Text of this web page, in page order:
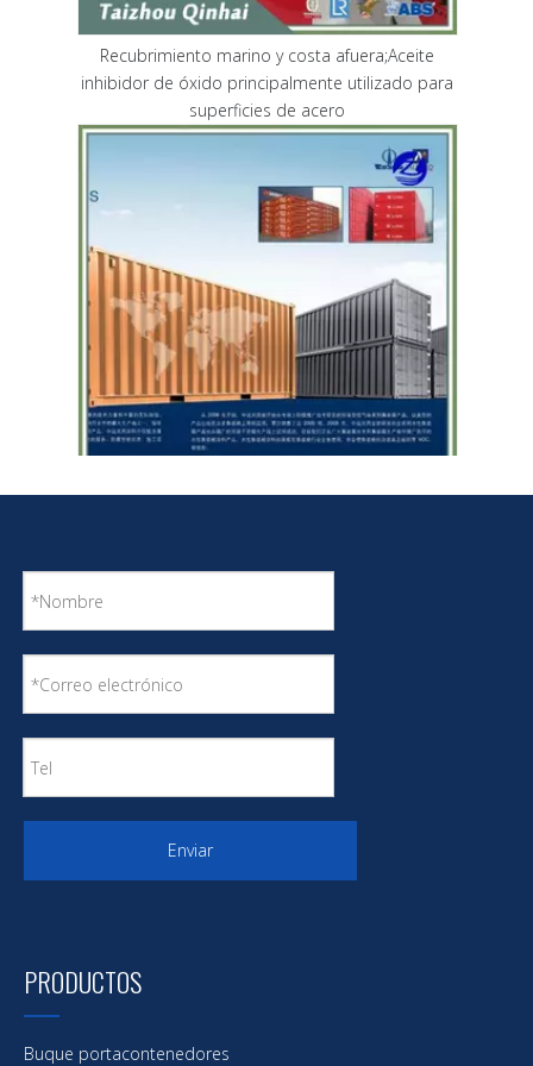
Recubrimiento marino y costa afuera;Aceite
inhibidor de óxido principalmente utilizado para
superficies de acero
ligero.Excelente adherencia al metal ligero
Recubrimiento marino;una imprimación
adecuada para inmersión en agua de mar
Enviar
PRODUCTOS
Buque portacontenedores